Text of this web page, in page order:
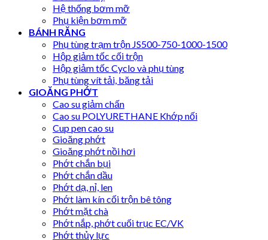
Hệ thống bơm mỡ
Phụ kiện bơm mỡ
BÁNH RĂNG
Phụ tùng trạm trộn JS500-750-1000-1500
Hộp giảm tốc cối trộn
Hộp giảm tốc Cyclo và phụ tùng
Phụ tùng vít tải, băng tải
GIOĂNG PHỚT
Cao su giảm chấn
Cao su POLYURETHANE Khớp nối
Cup pen cao su
Gioăng phớt
Gioăng phớt nồi hơi
Phớt chắn bụi
Phớt chắn dầu
Phớt dạ, nỉ, len
Phớt làm kín cối trộn bê tông
Phớt mặt chà
Phớt nắp, phớt cuối trục EC/VK
Phớt thủy lực